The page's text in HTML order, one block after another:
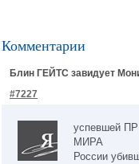
Комментарии
Блин ГЕЙТС завидует
#7227
успевшей
МИРА
России